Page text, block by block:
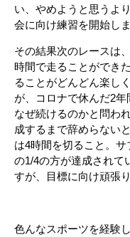
い、やめようと思うよ
会に向け練習を開始しま
その結果次のレースは
時間で走ることができ
ることがどんどん楽し
が、コロナで休んだ2年
なぜ続けるのかと問わ
成するまで辞めらない
は4時間を切ること。
の1/4の方が達成されて
すが、目標に向け頑張
色んなスポーツを経験